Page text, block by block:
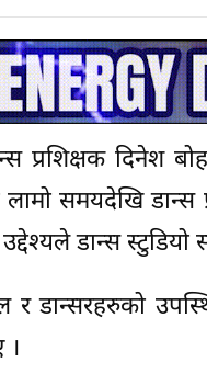
प्रशिक्षक दिनेश
समयदेखि डान्स
डान्स
र डान्सरहरुको
।